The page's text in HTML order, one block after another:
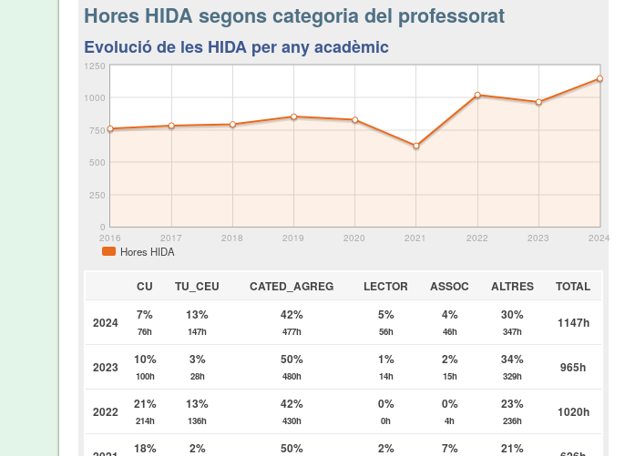
Hores HIDA segons categoria del professorat
Evolució de les HIDA per any acadèmic
2016 2017 2018 2019 2020 2021 2022 2023 2024
0
250
500
750
1000
1250
Hores HIDA
CU TU_CEU CATED_AGREG LECTOR ASSOC ALTRES TOTAL
2024 7%
76h
13%
147h
42%
477h
5%
56h
4%
46h
30%
347h
1147h
2023 10%
100h
3%
28h
50%
480h
1%
14h
2%
15h
34%
329h
965h
2022 21%
214h
13%
136h
42%
430h
0%
0h
0%
4h
23%
236h
1020h
18% 2% 50% 2% 7% 21%